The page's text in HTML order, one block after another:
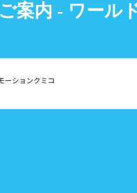
案内 - ワール
ーションクミコ